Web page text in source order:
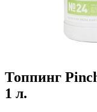
Топпинг
1 л.